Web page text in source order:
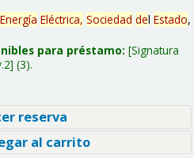
Energía Eléctrica, Sociedad del Estado,
para préstamo: Signatura
(3).
reserva
al carrito